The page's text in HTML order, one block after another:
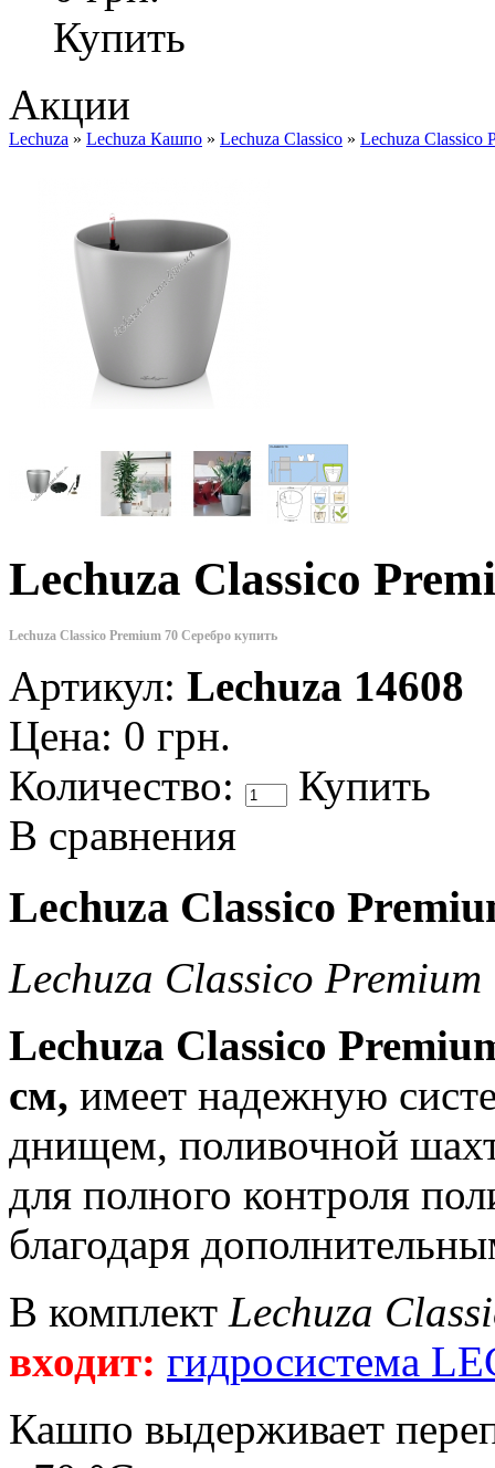
Купить
Акции
Lechuza » Lechuza Кашпо » Lechuza Classico » Lechuza Classico
Lechuza Classico
Lechuza Classico Premium 70 Серебро купить
Артикул: Lechuza 14608
Цена: 0 грн.
Количество:
Купить
В сравнения
Lechuza Classico
Lechuza Classico
Lechuza Classico
см, имеет надежную
днищем, поливочной
для полного контроля
благодаря
В комплект Lechuza
входит: гидросистема
Кашпо выдерживает